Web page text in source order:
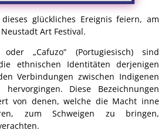
glückliches Ereignis feiern, am
Art Festival.
oder „Cafuzo“ (Portugiesisch) sind
ethnischen Identitäten derjenigen
Verbindungen zwischen Indigenen
Diese Bezeichnungen
von denen, welche die Macht inne
zum Schweigen zu bringen,